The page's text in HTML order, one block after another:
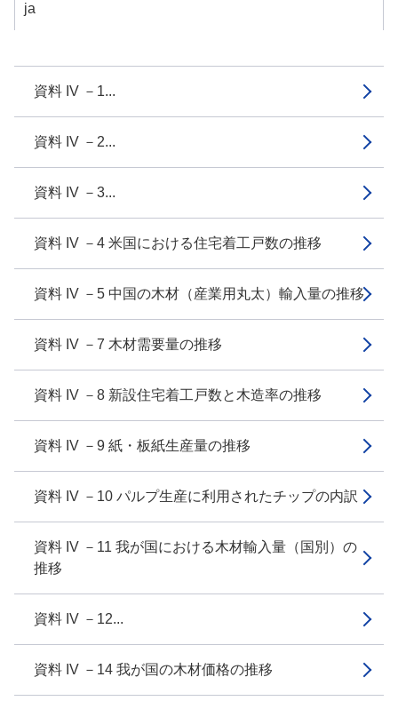
資料 IV －1...
資料 IV －2...
資料 IV －3...
資料 IV －4 米国における住宅着工戸数の推移
資料 IV －5 中国の木材（産業用丸太）輸入量の推移
資料 IV －7 木材需要量の推移
資料 IV －8 新設住宅着工戸数と木造率の推移
資料 IV －9 紙・板紙生産量の推移
資料 IV －10 パルプ生産に利用されたチップの内訳
資料 IV －11 我が国における木材輸入量（国別）の
推移
資料 IV －12...
資料 IV －14 我が国の木材価格の推移
ja